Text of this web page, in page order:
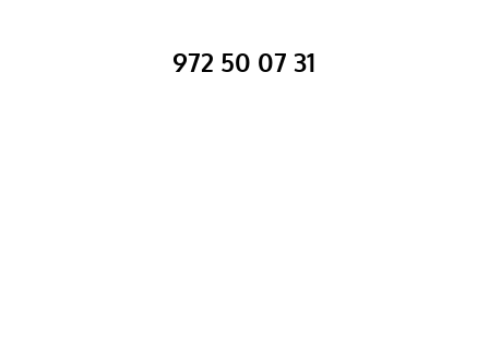
972 50 07 31